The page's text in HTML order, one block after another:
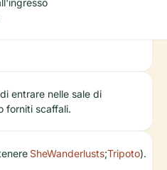
entrare nelle sale di
forniti scaffali.
SheWanderlusts;Tripoto).